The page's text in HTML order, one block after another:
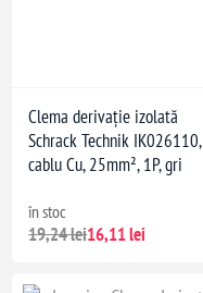
Clema derivație izolată
Schrack Technik IK026110,
cablu Cu, 25mm², 1P, gri
în stoc
19,24 lei16,11 lei